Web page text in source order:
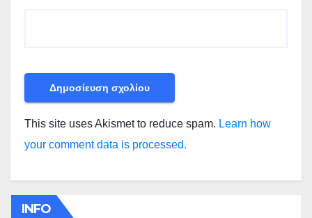
This site uses Akismet to reduce spam. Learn how
your comment data is processed.
INFO